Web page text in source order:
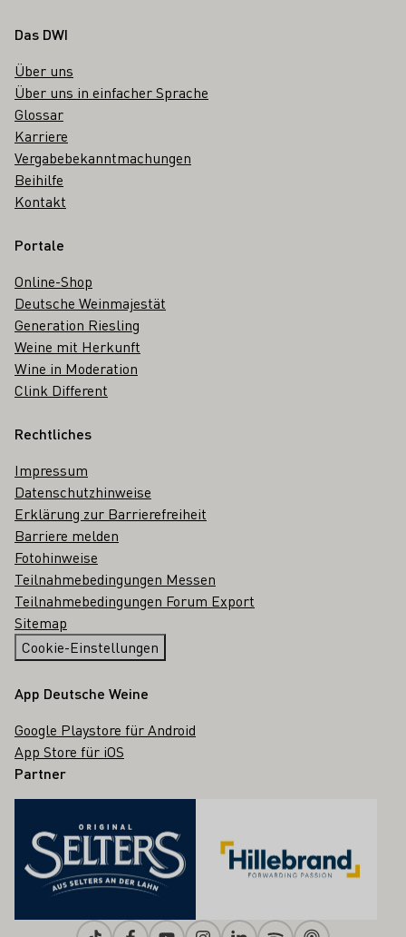
Fußbereich
Das DWI
Über uns
Über uns in einfacher Sprache
Glossar
Karriere
Vergabebekanntmachungen
Beihilfe
Kontakt
Portale
Online-Shop
Deutsche Weinmajestät
Generation Riesling
Weine mit Herkunft
Wine in Moderation
Clink Different
Rechtliches
Impressum
Datenschutzhinweise
Erklärung zur Barrierefreiheit
Barriere melden
Fotohinweise
Teilnahmebedingungen Messen
Teilnahmebedingungen Forum Export
Sitemap
Cookie-Einstellungen
App Deutsche Weine
Google Playstore für Android
App Store für iOS
Partner